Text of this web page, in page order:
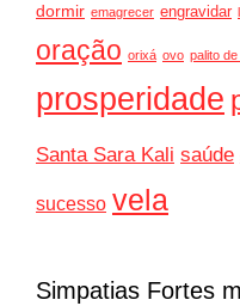
dormir emagrecer engravidar
oração orixá ovo palito
prosperidade
Santa Sara Kali saúde
sucesso vela
Simpatias Fortes